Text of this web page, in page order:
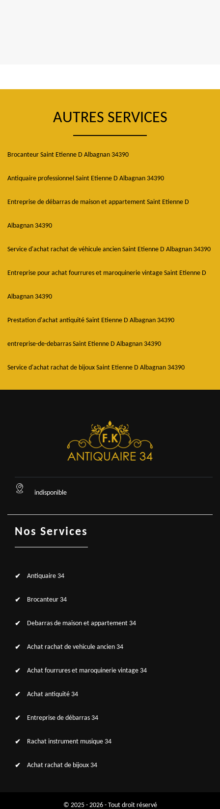
AUTRES SERVICES
Brocanteur Saint Etienne D Albagnan 34390
Antiquaire professionnel Saint Etienne D Albagnan 34390
Entreprise de débarras de maison et appartement Saint Etienne D
Albagnan 34390
Service d'achat rachat de véhicule ancien Saint Etienne D Albagnan 34390
Entreprise pour achat fourrures et maroquinerie vintage Saint Etienne D
Albagnan 34390
Prestation d'achat antiquité Saint Etienne D Albagnan 34390
entreprise-de-debarras Saint Etienne D Albagnan 34390
Service d'achat rachat de bijoux Saint Etienne D Albagnan 34390
indisponible
Nos Services
Antiquaire 34
Brocanteur 34
Debarras de maison et appartement 34
Achat rachat de vehicule ancien 34
Achat fourrures et maroquinerie vintage 34
Achat antiquité 34
Entreprise de débarras 34
Rachat instrument musique 34
Achat rachat de bijoux 34
© 2025 - 2026 - Tout droit réservé